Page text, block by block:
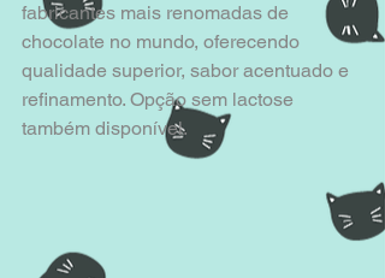
fabricantes mais renomadas de
chocolate no mundo, oferecendo
qualidade superior, sabor acentuado e
refinamento. Opção sem lactose
também disponível.